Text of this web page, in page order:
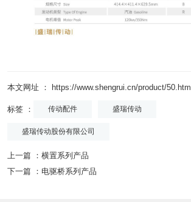
本文网址 ： https://www.shengrui.cn/product/50.html
标签 ： 传动配件 盛瑞传动
盛瑞传动股份有限公司
上一篇 ： 横置系列产品
下一篇 ： 电驱桥系列产品